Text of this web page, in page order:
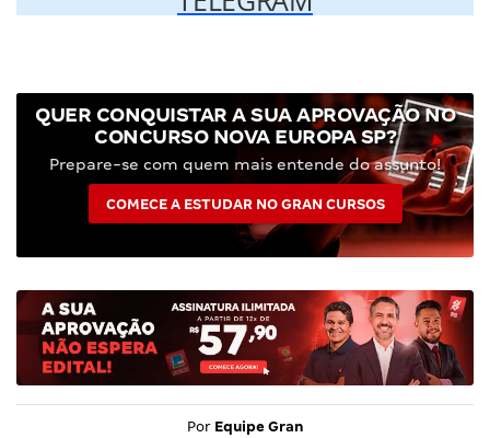
QUER CONQUISTAR A SUA APROVAÇÃO NO
CONCURSO NOVA EUROPA SP?
Prepare-se com quem mais entende do assunto!
COMECE A ESTUDAR NO GRAN CURSOS
Por Equipe Gran